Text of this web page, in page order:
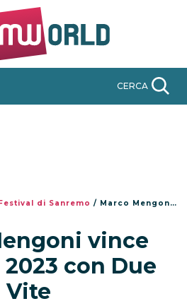
CERCA
Festival di Sanremo / Marco Mengoni vince Sanremo 2023 con Due Vite
vince
con Due
Vite